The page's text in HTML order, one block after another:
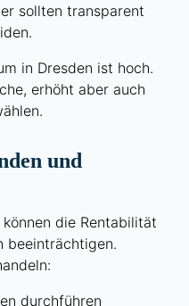
sollten transparent
in Dresden ist hoch.
erhöht aber auch
und
die Rentabilität
beeinträchtigen.
durchführen